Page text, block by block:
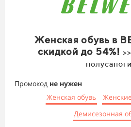
Женская обувь в
скидкой до 54%!
полусапоги
Промокод не нужен
Женская обувь
Демисезонная